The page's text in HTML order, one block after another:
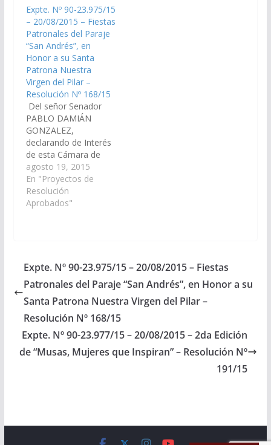
Guadalupe, en el
Paraje Río Blanquito,
departamento Oran. A
realizarse el día 8 de
septiembre del cte.
año. Organizado por la
Municipalidad…
Expte. Nº 90-23.975/15
– 20/08/2015 – Fiestas
Patronales del Paraje
“San Andrés”, en
Honor a su Santa
Patrona Nuestra
Virgen del Pilar –
Resolución Nº 168/15
Del señor Senador
PABLO DAMIÁN
GONZALEZ,
declarando de Interés
de esta Cámara de
Senadores de la
Provincia, las Fiestas
Patronales del Paraje
“San Andrés”, en
octubre del corriente
año. Organizado por la
Comunidad Kolla y…
agosto 19, 2015
En "Proyectos de
Resolución
Aprobados"
Expte. Nº 90-23.975/15 – 20/08/2015 – Fiestas
Patronales del Paraje “San Andrés”, en Honor a su
Santa Patrona Nuestra Virgen del Pilar –
Resolución Nº 168/15
Expte. Nº 90-23.977/15 – 20/08/2015 – 2da Edición
de “Musas, Mujeres que Inspiran” – Resolución Nº
191/15